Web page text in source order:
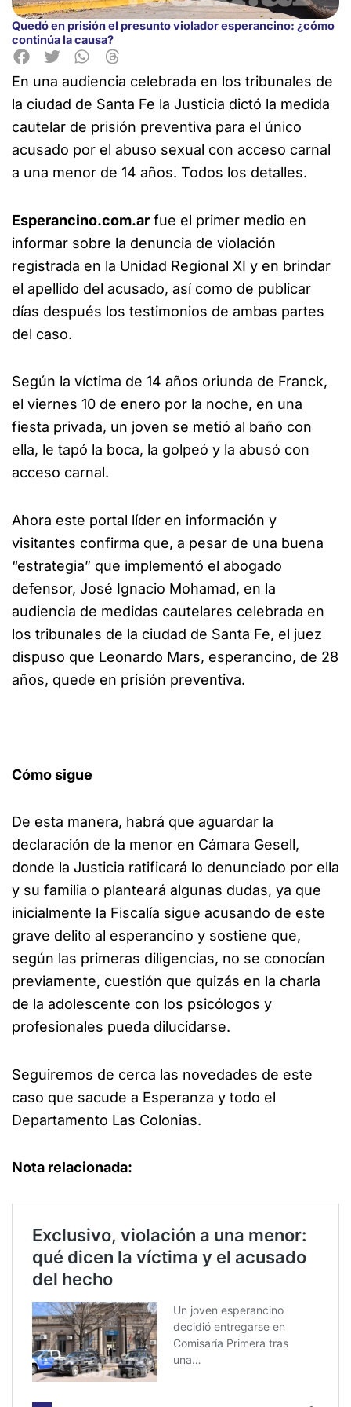
Quedó en prisión el presunto violador esperancino: ¿cómo
continúa la causa?
En una audiencia celebrada en los tribunales de
la ciudad de Santa Fe la Justicia dictó la medida
cautelar de prisión preventiva para el único
acusado por el abuso sexual con acceso carnal
a una menor de 14 años. Todos los detalles.
Esperancino.com.ar fue el primer medio en
informar sobre la denuncia de violación
registrada en la Unidad Regional XI y en brindar
el apellido del acusado, así como de publicar
días después los testimonios de ambas partes
del caso.
Según la víctima de 14 años oriunda de Franck,
el viernes 10 de enero por la noche, en una
fiesta privada, un joven se metió al baño con
ella, le tapó la boca, la golpeó y la abusó con
acceso carnal.
Ahora este portal líder en información y
visitantes confirma que, a pesar de una buena
“estrategia” que implementó el abogado
defensor, José Ignacio Mohamad, en la
audiencia de medidas cautelares celebrada en
los tribunales de la ciudad de Santa Fe, el juez
dispuso que Leonardo Mars, esperancino, de 28
años, quede en prisión preventiva.
Cómo sigue
De esta manera, habrá que aguardar la
declaración de la menor en Cámara Gesell,
donde la Justicia ratificará lo denunciado por ella
y su familia o planteará algunas dudas, ya que
inicialmente la Fiscalía sigue acusando de este
grave delito al esperancino y sostiene que,
según las primeras diligencias, no se conocían
previamente, cuestión que quizás en la charla
de la adolescente con los psicólogos y
profesionales pueda dilucidarse.
Seguiremos de cerca las novedades de este
caso que sacude a Esperanza y todo el
Departamento Las Colonias.
Nota relacionada: